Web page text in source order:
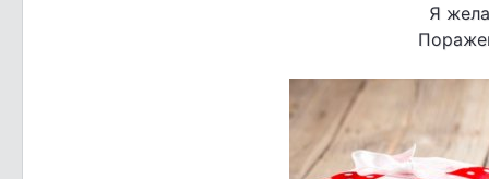
Я